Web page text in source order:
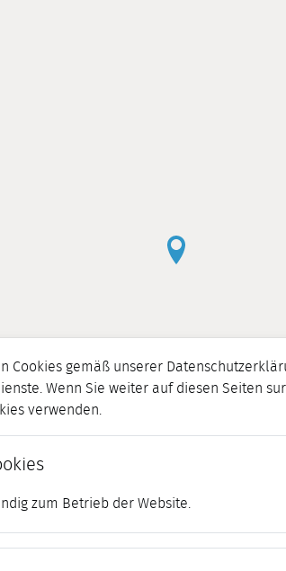
Cookies gemäß unserer
Wenn Sie weiter auf diesen Seiten
verwenden.
zum Betrieb der Website.